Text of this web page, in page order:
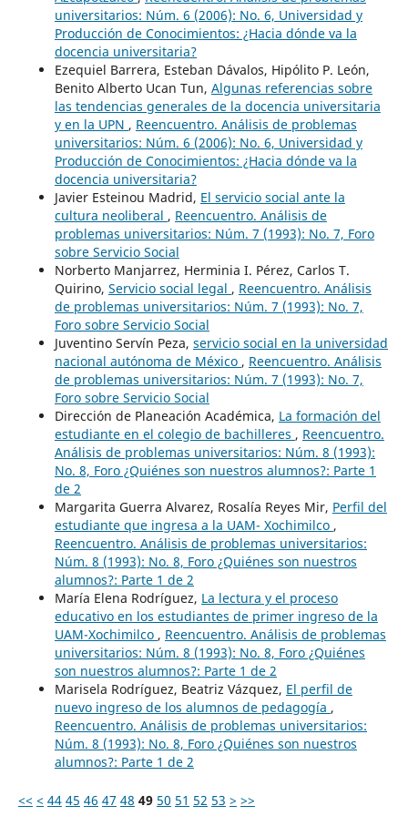
universitarios: Núm. 6 (2006): No. 6, Universidad y
Producción de Conocimientos: ¿Hacia dónde va la
docencia universitaria?
Ezequiel Barrera, Esteban Dávalos, Hipólito P. León,
Benito Alberto Ucan Tun, Algunas referencias sobre
las tendencias generales de la docencia universitaria
y en la UPN , Reencuentro. Análisis de problemas
universitarios: Núm. 6 (2006): No. 6, Universidad y
Producción de Conocimientos: ¿Hacia dónde va la
docencia universitaria?
Javier Esteinou Madrid, El servicio social ante la
cultura neoliberal , Reencuentro. Análisis de
problemas universitarios: Núm. 7 (1993): No. 7, Foro
sobre Servicio Social
Norberto Manjarrez, Herminia I. Pérez, Carlos T.
Quirino, Servicio social legal , Reencuentro. Análisis
de problemas universitarios: Núm. 7 (1993): No. 7,
Foro sobre Servicio Social
Juventino Servín Peza, servicio social en la universidad
nacional autónoma de México , Reencuentro. Análisis
de problemas universitarios: Núm. 7 (1993): No. 7,
Foro sobre Servicio Social
Dirección de Planeación Académica, La formación del
estudiante en el colegio de bachilleres , Reencuentro.
Análisis de problemas universitarios: Núm. 8 (1993):
No. 8, Foro ¿Quiénes son nuestros alumnos?: Parte 1
de 2
Margarita Guerra Alvarez, Rosalía Reyes Mir, Perfil del
estudiante que ingresa a la UAM- Xochimilco ,
Reencuentro. Análisis de problemas universitarios:
Núm. 8 (1993): No. 8, Foro ¿Quiénes son nuestros
alumnos?: Parte 1 de 2
María Elena Rodríguez, La lectura y el proceso
educativo en los estudiantes de primer ingreso de la
UAM-Xochimilco , Reencuentro. Análisis de problemas
universitarios: Núm. 8 (1993): No. 8, Foro ¿Quiénes
son nuestros alumnos?: Parte 1 de 2
Marisela Rodríguez, Beatriz Vázquez, El perfil de
nuevo ingreso de los alumnos de pedagogía ,
Reencuentro. Análisis de problemas universitarios:
Núm. 8 (1993): No. 8, Foro ¿Quiénes son nuestros
alumnos?: Parte 1 de 2
<< < 44 45 46 47 48 49 50 51 52 53 > >>